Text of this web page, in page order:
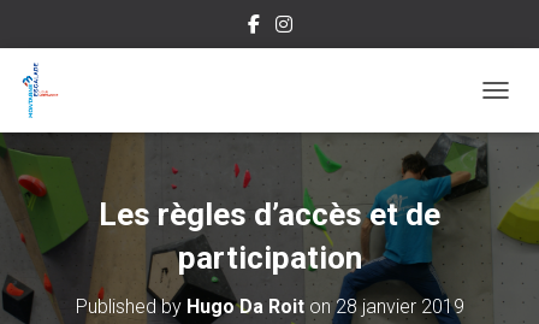
Les règles d’accès et de
participation
Published by Hugo Da Roiton28 janvier 2019